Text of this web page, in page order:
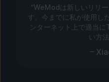
“WeModは新しいリリ
す。今までに私が使用し
ンターネット上で適当
い方
–